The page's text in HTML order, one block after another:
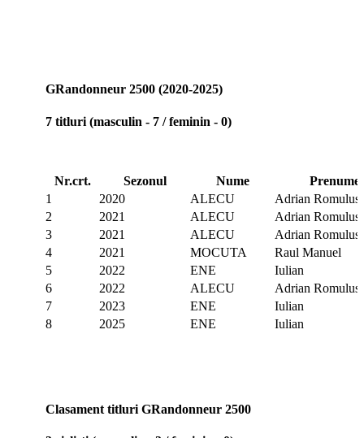
GRandonneur 2500 (2020-2025)
7 titluri (masculin - 7 / feminin - 0)
Nr.crt. Sezonul Nume
Prenume
1
2020 ALECU
Adrian Romulus
2
2021 ALECU
Adrian Romulus
3
2021 ALECU
Adrian Romulus
4
2021 MOCUTA
Raul Manuel
5
2022 ENE
Iulian
6
2022 ALECU
Adrian Romulus
7
2023 ENE
Iulian
8
2025 ENE Iulian
Clasament titluri GRandonneur 2500